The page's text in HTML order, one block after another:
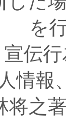
を
伝
情報
将之